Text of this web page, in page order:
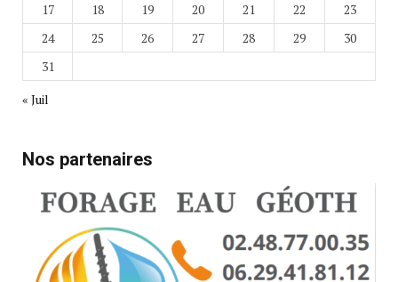
17
18 19 20 21 22
23
24
25 26 27 28 29
30
31
« Juil
Nos partenaires